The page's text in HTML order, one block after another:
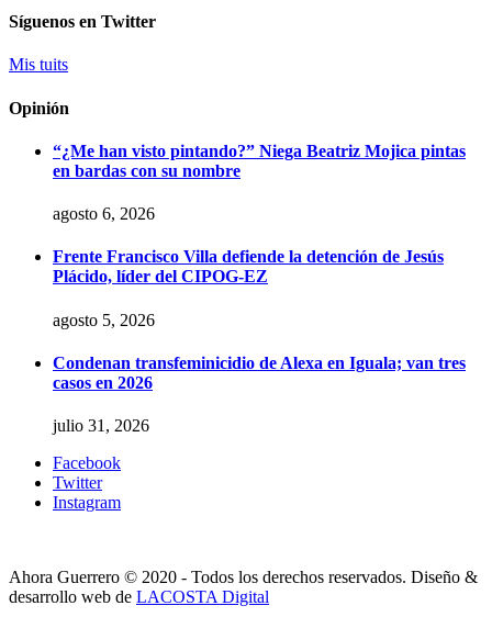
Síguenos en Twitter
Mis tuits
Opinión
“¿Me han visto pintando?” Niega Beatriz Mojica pintas
en bardas con su nombre
agosto 6, 2026
Frente Francisco Villa defiende la detención de Jesús
Plácido, líder del CIPOG-EZ
agosto 5, 2026
Condenan transfeminicidio de Alexa en Iguala; van tres
casos en 2026
julio 31, 2026
Facebook
Twitter
Instagram
Ahora Guerrero © 2020 - Todos los derechos reservados. Diseño &
desarrollo web de LACOSTA Digital